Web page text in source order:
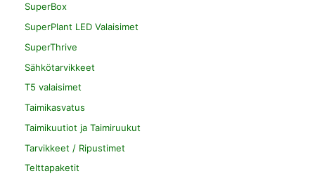
SuperBox
SuperPlant LED Valaisimet
SuperThrive
Sähkötarvikkeet
T5 valaisimet
Taimikasvatus
Taimikuutiot ja Taimiruukut
Tarvikkeet / Ripustimet
Telttapaketit